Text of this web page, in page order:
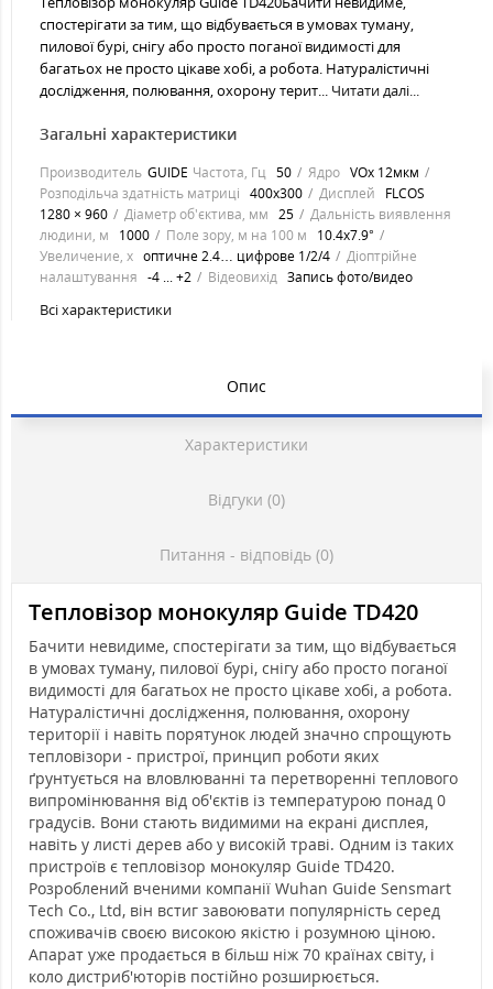
спостерігати за тим, що відбувається в умовах туману,
пилової бурі, снігу або просто поганої видимості для
багатьох не просто цікаве хобі, а робота. Натуралістичні
дослідження, полювання, охорону терит... Читати далі...
Загальні характеристики
Производитель GUIDE Частота, Гц 50 Ядро VOx 12мкм
Розподільча здатність матриці 400х300 Дисплей
FLCOS
1280 × 960
Діаметр об'єктива, мм 25
Дальність виявлення
людини, м
1000 Поле зору, м на 100 м
10.4x7.9°
Увеличение, х оптичне 2.4… цифрове 1/2/4
Діоптрійне
налаштування -4 ... +2 Відеовихід Запись фото/видео
Всі характеристики
Опис
Характеристики
Відгуки (0)
Питання - відповідь (0)
Тепловізор монокуляр Guide TD420
Бачити невидиме, спостерігати за тим, що відбувається
в умовах туману, пилової бурі, снігу або просто поганої
видимості для багатьох не просто цікаве хобі, а робота.
Натуралістичні дослідження, полювання, охорону
території і навіть порятунок людей значно спрощують
тепловізори - пристрої, принцип роботи яких
ґрунтується на вловлюванні та перетворенні теплового
випромінювання від об'єктів із температурою понад 0
градусів. Вони стають видимими на екрані дисплея,
навіть у листі дерев або у високій траві. Одним із таких
пристроїв є тепловізор монокуляр Guide TD420.
Розроблений вченими компанії Wuhan Guide Sensmart
Tech Co., Ltd, він встиг завоювати популярність серед
споживачів своєю високою якістю і розумною ціною.
Апарат уже продається в більш ніж 70 країнах світу, і
коло дистриб'юторів постійно розширюється.